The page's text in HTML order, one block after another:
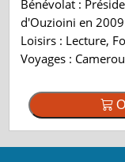
Bénévolat :
d'Ouzioini en 2009
Loisirs : Lecture,
Voyages :